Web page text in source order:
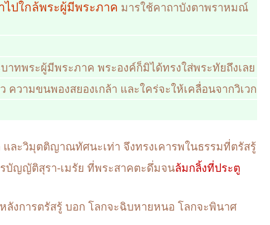
ไปใกล้พระผู้มีพระภาค มารใช้คาถาบังตาพราหมณ์
าทพระผู้มีพระภาค พระองค์ก็มิได้ทรงใส่พระทัยถึงเลย
ความขนพองสยองเกล้า และใคร่จะให้เคลื่อนจากวิเวก
ละวิมุตติญาณทัศนะเท่า จึงทรงเคารพในธรรมที่ตรัสรู้
บัญญัติสุรา-เมรัย ที่พระสาคตะดึ่มจนล้มกลิ้งที่ประตู
ลังการตรัสรู้ บอก โลกจะฉิบหายหนอ โลกจะพินาศ